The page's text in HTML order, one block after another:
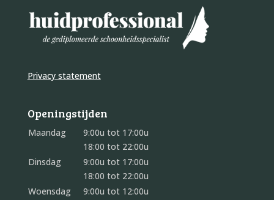
Privacy statement
Openingstijden
Maandag
9:00u tot 17:00u
18:00 tot 22:00u
Dinsdag
9:00u tot 17:00u
18:00 tot 22:00u
Woensdag
9:00u tot 12:00u